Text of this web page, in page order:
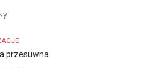
przesuwna